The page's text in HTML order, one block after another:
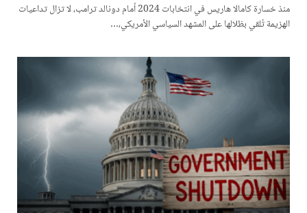
منذ خسارة كامالا هاريس في انتخابات 2024 أمام دونالد ترامب، لا تزال تداعيات
الهزيمة تُلقي بظلالها على المشهد السياسي الأمريكي،…